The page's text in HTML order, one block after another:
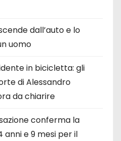
dall’auto e lo
uomo
in bicicletta: gli
di Alessandro
da chiarire
conferma la
anni e 9 mesi per il